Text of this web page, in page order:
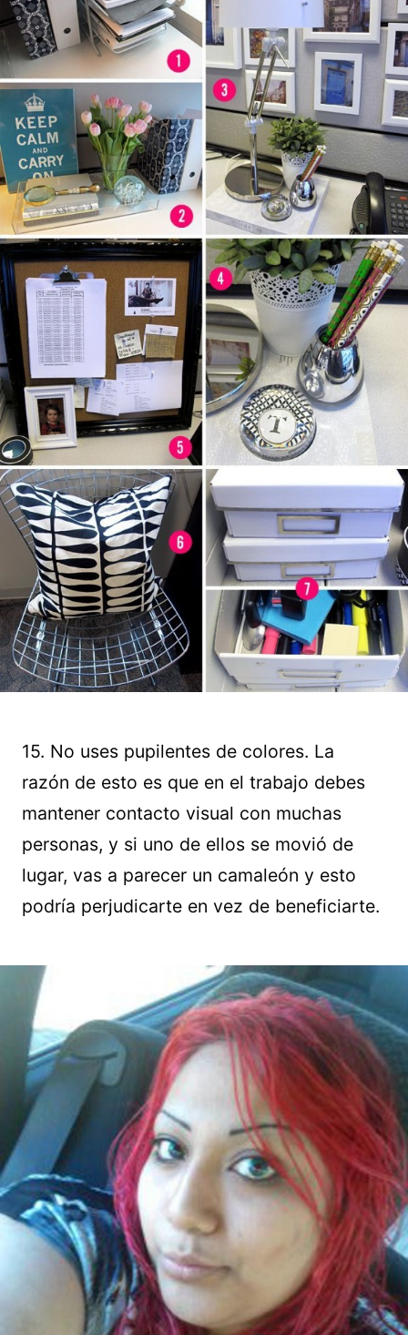
15. No uses pupilentes de colores. La
razón de esto es que en el trabajo debes
mantener contacto visual con muchas
personas, y si uno de ellos se movió de
lugar, vas a parecer un camaleón y esto
podría perjudicarte en vez de beneficiarte.